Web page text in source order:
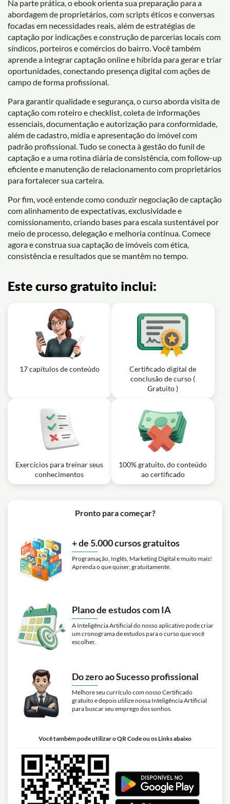
Na parte prática, o ebook orienta sua preparação para a
abordagem de proprietários, com scripts éticos e conversas
focadas em necessidades reais, além de estratégias de
captação por indicações e construção de parcerias locais com
síndicos, porteiros e comércios do bairro. Você também
aprende a integrar captação online e híbrida para gerar e triar
oportunidades, conectando presença digital com ações de
campo de forma profissional.
Para garantir qualidade e segurança, o curso aborda visita de
captação com roteiro e checklist, coleta de informações
essenciais, documentação e autorização para conformidade,
além de cadastro, mídia e apresentação do imóvel com
padrão profissional. Tudo se conecta à gestão do funil de
captação e a uma rotina diária de consistência, com follow-up
eficiente e manutenção de relacionamento com proprietários
para fortalecer sua carteira.
Por fim, você entende como conduzir negociação de captação
com alinhamento de expectativas, exclusividade e
comissionamento, criando bases para escala sustentável por
meio de processo, delegação e melhoria contínua. Comece
agora e construa sua captação de imóveis com ética,
consistência e resultados que se mantêm no tempo.
Este curso gratuito inclui:
17 capítulos de conteúdo
Certificado digital de
conclusão de curso (
Gratuito )
Exercícios para treinar seus
conhecimentos
100% gratuito, do conteúdo
ao certificado
Pronto para começar?
+ de 5.000 cursos gratuitos
Programação, Inglês, Marketing Digital e muito mais!
Aprenda o que quiser, gratuitamente.
Plano de estudos com IA
A Inteligência Artificial do nosso aplicativo pode criar
um cronograma de estudos para o curso que você
escolher.
Do zero ao Sucesso profissional
Melhore seu currículo com nosso Certificado
gratuito e depois utilize nossa Inteligência Artificial
para buscar seu emprego dos sonhos.
Você também pode utilizar o QR Code ou os Links abaixo